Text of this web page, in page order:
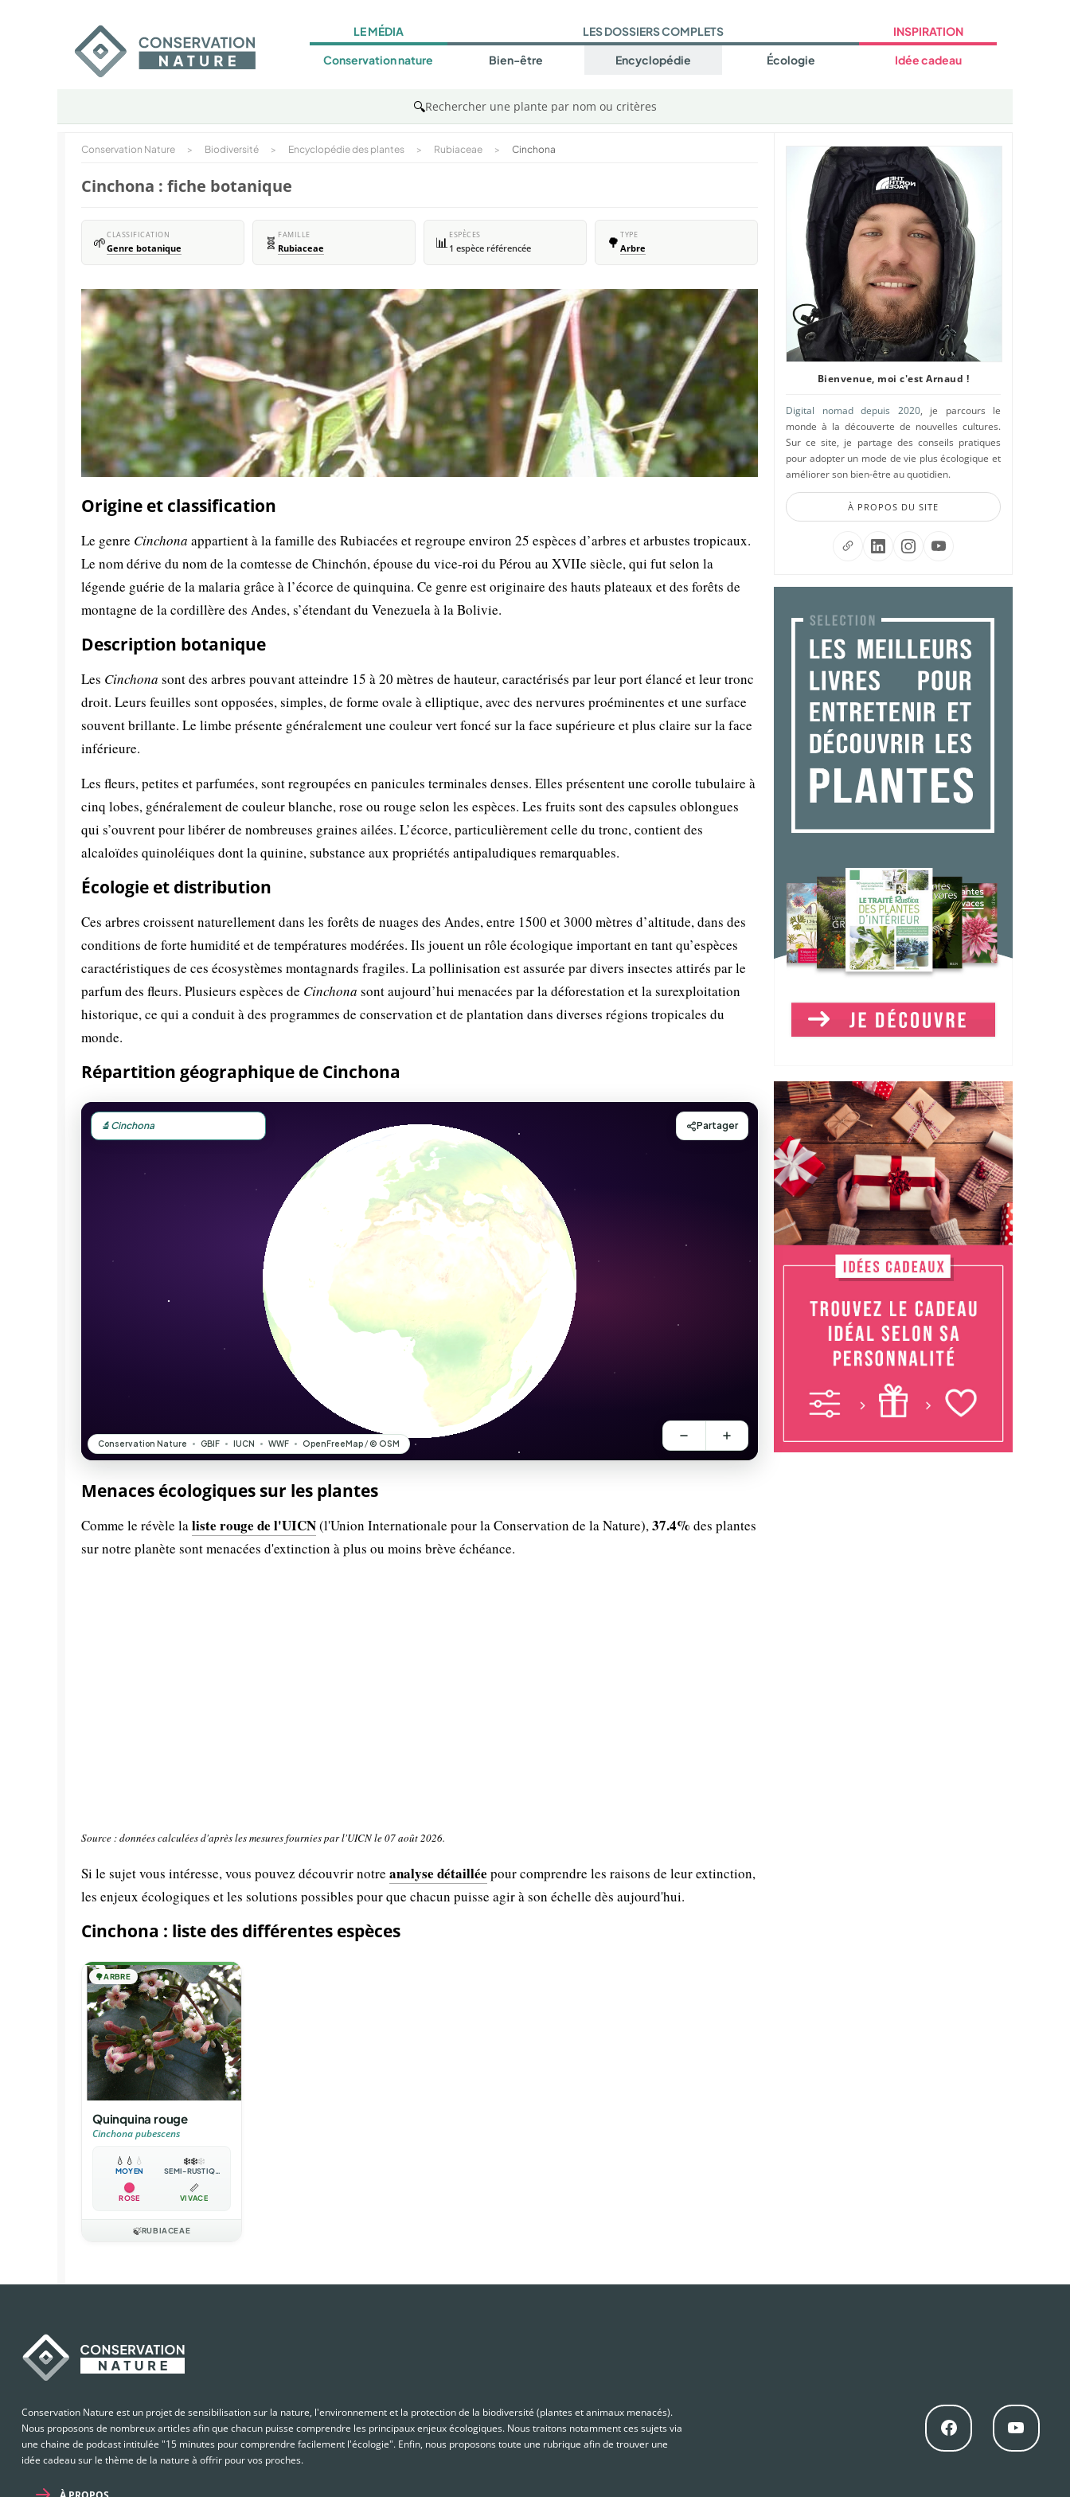
LE MÉDIA
Conservation nature
LES DOSSIERS COMPLETS
Bien-être Encyclopédie Écologie
INSPIRATION
Idée cadeau
🔍Rechercher une plante par nom ou critères
Conservation Nature > Biodiversité > Encyclopédie des plantes > Rubiaceae > Cinchona
Cinchona : fiche botanique
🌱CLASSIFICATION
Genre botanique 🧬 FAMILLE
Rubiaceae 📊 ESPÈCES
1 espèce référencée 🌳 TYPE
Arbre
Origine et classification
Le genre Cinchona appartient à la famille des Rubiacées et regroupe environ 25 espèces d’arbres et arbustes tropicaux.
Le nom dérive du nom de la comtesse de Chinchón, épouse du vice-roi du Pérou au XVIIe siècle, qui fut selon la
légende guérie de la malaria grâce à l’écorce de quinquina. Ce genre est originaire des hauts plateaux et des forêts de
montagne de la cordillère des Andes, s’étendant du Venezuela à la Bolivie.
Description botanique
Les Cinchona sont des arbres pouvant atteindre 15 à 20 mètres de hauteur, caractérisés par leur port élancé et leur tronc
droit. Leurs feuilles sont opposées, simples, de forme ovale à elliptique, avec des nervures proéminentes et une surface
souvent brillante. Le limbe présente généralement une couleur vert foncé sur la face supérieure et plus claire sur la face
inférieure.
Les fleurs, petites et parfumées, sont regroupées en panicules terminales denses. Elles présentent une corolle tubulaire à
cinq lobes, généralement de couleur blanche, rose ou rouge selon les espèces. Les fruits sont des capsules oblongues
qui s’ouvrent pour libérer de nombreuses graines ailées. L’écorce, particulièrement celle du tronc, contient des
alcaloïdes quinoléiques dont la quinine, substance aux propriétés antipaludiques remarquables.
Écologie et distribution
Ces arbres croissent naturellement dans les forêts de nuages des Andes, entre 1500 et 3000 mètres d’altitude, dans des
conditions de forte humidité et de températures modérées. Ils jouent un rôle écologique important en tant qu’espèces
caractéristiques de ces écosystèmes montagnards fragiles. La pollinisation est assurée par divers insectes attirés par le
parfum des fleurs. Plusieurs espèces de Cinchona sont aujourd’hui menacées par la déforestation et la surexploitation
historique, ce qui a conduit à des programmes de conservation et de plantation dans diverses régions tropicales du
monde.
Répartition géographique de Cinchona
Menaces écologiques sur les plantes
Comme le révèle laliste rouge de l'UICN(l'Union Internationale pour la Conservation de la Nature),37.4% des plantes
sur notre planète sont menacées d'extinction à plus ou moins brève échéance.
Source : données calculées d'après les mesures fournies par l'UICN le 07 août 2026.
Si le sujet vous intéresse, vous pouvez découvrir notre analyse détaillée pour comprendre les raisons de leur extinction,
les enjeux écologiques et les solutions possibles pour que chacun puisse agir à son échelle dès aujourd'hui.
Cinchona : liste des différentes espèces
🌳ARBRE
Quinquina rouge
Cinchona pubescens
💧 💧 💧
MOYEN
❄️❄️❄️
SEMI-RUSTIQUE
ROSE
📏
VIVACE
🍃RUBIACEAE
Bienvenue, moi c'est Arnaud !
Digital nomad depuis 2020, je parcours le
monde à la découverte de nouvelles cultures.
Sur ce site, je partage des conseils pratiques
pour adopter un mode de vie plus écologique et
améliorer son bien-être au quotidien.
À PROPOS DU SITE
Conservation Nature est un projet de sensibilisation sur la nature, l'environnement et la protection de la biodiversité (plantes et animaux menacés).
Nous proposons de nombreux articles afin que chacun puisse comprendre les principaux enjeux écologiques. Nous traitons notamment ces sujets via
une chaine de podcast intitulée "15 minutes pour comprendre facilement l'écologie". Enfin, nous proposons toute une rubrique afin de trouver une
idée cadeau sur le thème de la nature à offrir pour vos proches.